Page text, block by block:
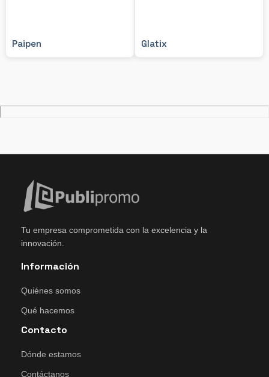
Paipen Glatix
Tu empresa comprometida con la excelencia y la
innovación.
Información
Quiénes somos
Qué hacemos
Contacto
Dónde estamos
Contáctanos